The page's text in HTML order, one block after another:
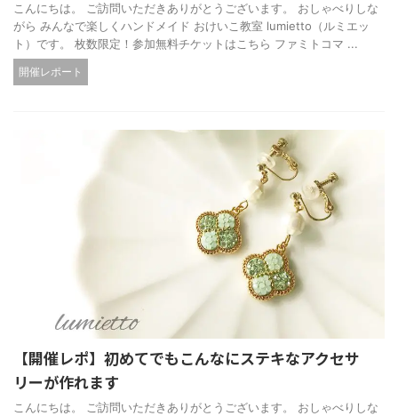
こんにちは。 ご訪問いただきありがとうございます。 おしゃべりしな
がら みんなで楽しくハンドメイド おけいこ教室 lumietto（ルミエッ
ト）です。 枚数限定！参加無料チケットはこちら ファミトコマ ...
開催レポート
【開催レポ】初めてでもこんなにステキなアクセサ
リーが作れます
こんにちは。 ご訪問いただきありがとうございます。 おしゃべりしな